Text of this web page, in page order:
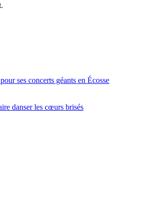
ses concerts géants en Écosse
danser les cœurs brisés